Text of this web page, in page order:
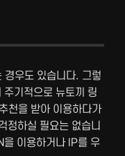
경우도 있습니다. 그렇
기적으로 뉴토끼 링
천을 받아 이용하다가
정하실 필요는 없습니
을 이용하거나 IP를 우